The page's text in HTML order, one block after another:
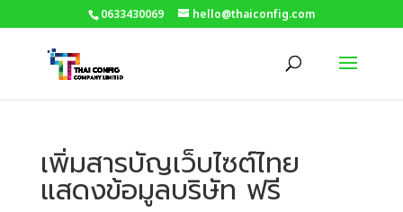
0633430069 hello@thaiconfig.com
เพิ่มสารบัญเว็บไซต์ไทย
แสดงข้อมูลบริษัท ฟรี